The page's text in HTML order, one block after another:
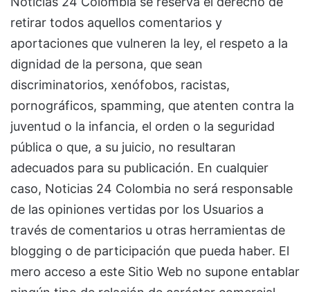
retirar todos aquellos comentarios y
aportaciones que vulneren la ley, el respeto a la
dignidad de la persona, que sean
discriminatorios, xenófobos, racistas,
pornográficos, spamming, que atenten contra la
juventud o la infancia, el orden o la seguridad
pública o que, a su juicio, no resultaran
adecuados para su publicación. En cualquier
caso, Noticias 24 Colombia no será responsable
de las opiniones vertidas por los Usuarios a
través de comentarios u otras herramientas de
blogging o de participación que pueda haber. El
mero acceso a este Sitio Web no supone entablar